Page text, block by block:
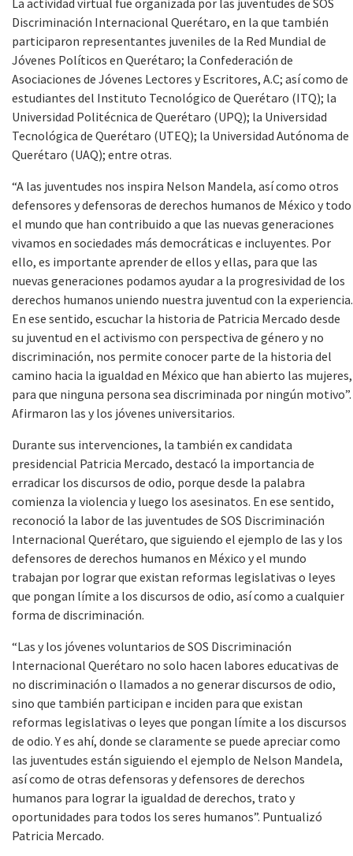
Discriminación Internacional Querétaro, en la que también
participaron representantes juveniles de la Red Mundial de
Jóvenes Políticos en Querétaro; la Confederación de
Asociaciones de Jóvenes Lectores y Escritores, A.C; así como de
estudiantes del Instituto Tecnológico de Querétaro (ITQ); la
Universidad Politécnica de Querétaro (UPQ); la Universidad
Tecnológica de Querétaro (UTEQ); la Universidad Autónoma de
Querétaro (UAQ); entre otras.
“A las juventudes nos inspira Nelson Mandela, así como otros
defensores y defensoras de derechos humanos de México y todo
el mundo que han contribuido a que las nuevas generaciones
vivamos en sociedades más democráticas e incluyentes. Por
ello, es importante aprender de ellos y ellas, para que las
nuevas generaciones podamos ayudar a la progresividad de los
derechos humanos uniendo nuestra juventud con la experiencia.
En ese sentido, escuchar la historia de Patricia Mercado desde
su juventud en el activismo con perspectiva de género y no
discriminación, nos permite conocer parte de la historia del
camino hacia la igualdad en México que han abierto las mujeres,
para que ninguna persona sea discriminada por ningún motivo”.
Afirmaron las y los jóvenes universitarios.
Durante sus intervenciones, la también ex candidata
presidencial Patricia Mercado, destacó la importancia de
erradicar los discursos de odio, porque desde la palabra
comienza la violencia y luego los asesinatos. En ese sentido,
reconoció la labor de las juventudes de SOS Discriminación
Internacional Querétaro, que siguiendo el ejemplo de las y los
defensores de derechos humanos en México y el mundo
trabajan por lograr que existan reformas legislativas o leyes
que pongan límite a los discursos de odio, así como a cualquier
forma de discriminación.
“Las y los jóvenes voluntarios de SOS Discriminación
Internacional Querétaro no solo hacen labores educativas de
no discriminación o llamados a no generar discursos de odio,
sino que también participan e inciden para que existan
reformas legislativas o leyes que pongan límite a los discursos
de odio. Y es ahí, donde se claramente se puede apreciar como
las juventudes están siguiendo el ejemplo de Nelson Mandela,
así como de otras defensoras y defensores de derechos
humanos para lograr la igualdad de derechos, trato y
oportunidades para todos los seres humanos”. Puntualizó
Patricia Mercado.